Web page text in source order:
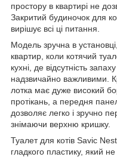
простору в квартирі не
Закритий будиночок для
вирішує всі ці питання.
Модель зручна в
квартир, коли котячий
кухні, де відсутність
надзвичайно важливими.
лотка має дуже високий
протікань, а передня
дозволяє легко і зручно
знімаючи верхню кришку.
Туалет для котів Savic
гладкого пластику, який